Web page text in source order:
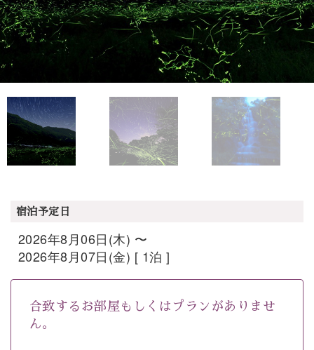
宿泊予定日
2026年8月06日(木) 〜
2026年8月07日(金) [ 1泊 ]
合致するお部屋もしくはプランがありませ
ん。